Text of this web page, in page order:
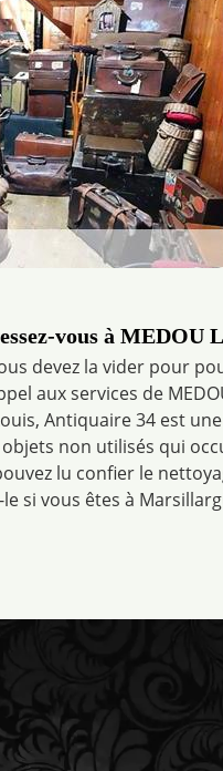
vous à MEDOU
devez la vider pour
aux services de
Antiquaire 34 est
non utilisés qui
lu confier le
si vous êtes à